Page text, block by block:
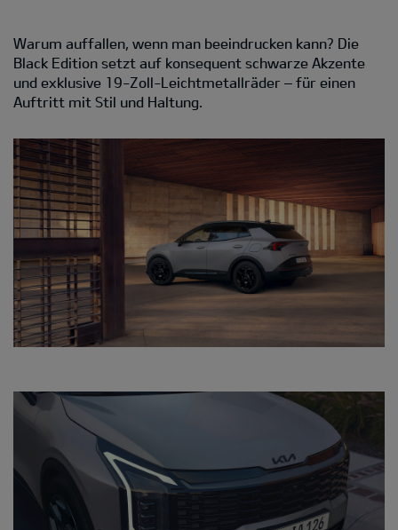
Warum auffallen, wenn man beeindrucken kann? Die
Black Edition setzt auf konsequent schwarze Akzente
und exklusive 19-Zoll-Leichtmetallräder – für einen
Auftritt mit Stil und Haltung.